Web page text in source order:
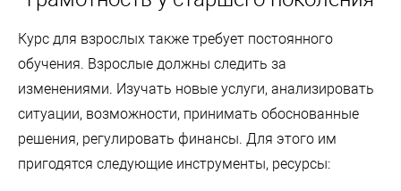
Курс для взрослых также требует постоянного
обучения. Взрослые должны следить за
изменениями. Изучать новые услуги, анализировать
ситуации, возможности, принимать обоснованные
решения, регулировать финансы. Для этого им
пригодятся следующие инструменты, ресурсы: